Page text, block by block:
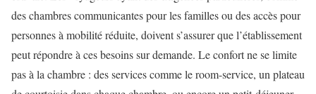
des chambres communicantes pour les familles ou des accès pour
personnes à mobilité réduite, doivent s’assurer que l’établissement
peut répondre à ces besoins sur demande. Le confort ne se limite
pas à la chambre : des services comme le room-service, un plateau